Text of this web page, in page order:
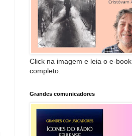
Click na imagem e leia o e-book
completo.
Grandes comunicadores